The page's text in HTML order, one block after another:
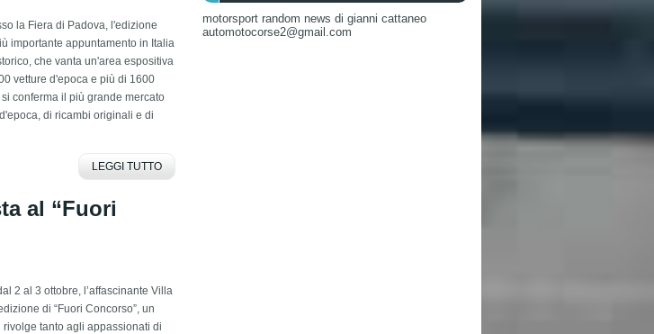
la Fiera di Padova, l'edizione
importante appuntamento in Italia
che vanta un'area espositiva
vetture d'epoca e più di 1600
conferma il più grande mercato
di ricambi originali e di
LEGGI TUTTO
al “Fuori
2 al 3 ottobre, l’affascinante Villa
di “Fuori Concorso”, un
tanto agli appassionati di
motorsport random news di gianni cattaneo
automotocorse2@gmail.com